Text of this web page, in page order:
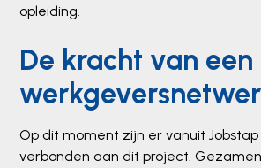
opleiding.
De kracht van
Op dit moment zijn er vanuit
verbonden aan dit project.